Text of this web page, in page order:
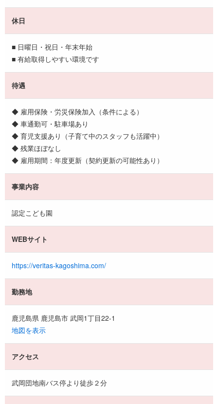
休日
■ 日曜日・祝日・年末年始
■ 有給取得しやすい環境です
待遇
◆ 雇用保険・労災保険加入（条件による）
◆ 車通勤可・駐車場あり
◆ 育児支援あり（子育て中のスタッフも活躍中）
◆ 残業ほぼなし
◆ 雇用期間：年度更新（契約更新の可能性あり）
事業内容
認定こども園
WEBサイト
https://veritas-kagoshima.com/
勤務地
鹿児島県 鹿児島市 武岡1丁目22-1
地図を表示
アクセス
武岡団地南バス停より徒歩２分